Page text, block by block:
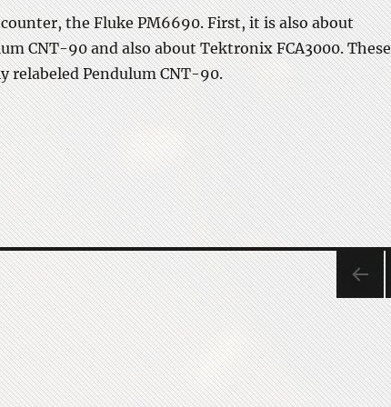
the Fluke PM6690. First, it is also about
CNT-90 and also about Tektronix FCA3000. These
relabeled Pendulum CNT-90.
Fluke PM6690 counter”